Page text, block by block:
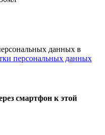
данных в
персональных данных
смартфон к этой